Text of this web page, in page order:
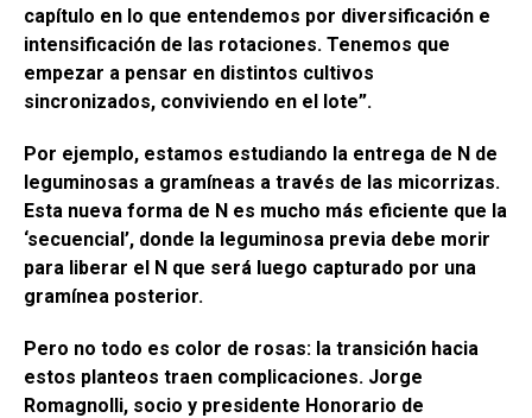
capítulo en lo que entendemos por diversificación e
intensificación de las rotaciones. Tenemos que
empezar a pensar en distintos cultivos
sincronizados, conviviendo en el lote”.
Por ejemplo, estamos estudiando la entrega de N de
leguminosas a gramíneas a través de las micorrizas.
Esta nueva forma de N es mucho más eficiente que la
‘secuencial’, donde la leguminosa previa debe morir
para liberar el N que será luego capturado por una
gramínea posterior.
Pero no todo es color de rosas: la transición hacia
estos planteos traen complicaciones. Jorge
Romagnolli, socio y presidente Honorario de